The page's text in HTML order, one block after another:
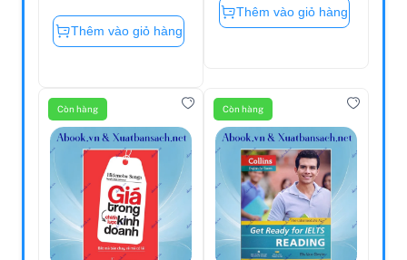
Thêm vào giỏ hàng
Thêm vào giỏ hàng
Còn hàng Còn hàng